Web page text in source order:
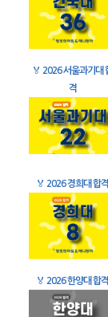
🏅 2026 서울과기대
격
🏅 2026 경희대 합격
🏅 2026 한양대 합격